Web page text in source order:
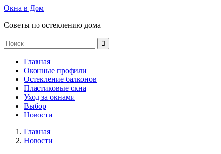
Окна в Дом
Советы по остеклению дома
Главная
Оконные профили
Остекление балконов
Пластиковые окна
Уход за окнами
Выбор
Новости
Главная
Новости